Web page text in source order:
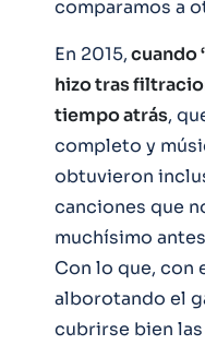
comparamos a
En 2015,cuando
hizo tras
tiempo atrás,
completo y
obtuvieron
canciones que
muchísimo
Con lo que, con
alborotando el
cubrirse bien